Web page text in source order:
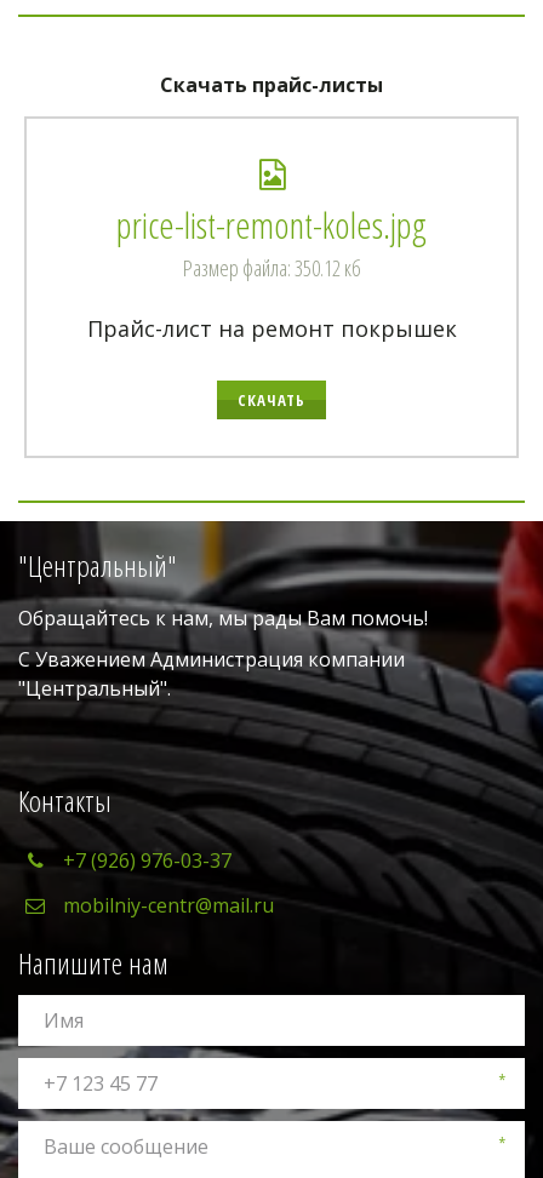
Скачать прайс-листы
price-list-remont-koles.jpg
Размер файла: 350.12 кб
Прайс-лист на ремонт покрышек
СКАЧАТЬ
"Центральный"
Обращайтесь к нам, мы рады Вам помочь!
С Уважением Администрация компании
"Центральный".
Контакты
+7 (926) 976-03-37
mobilniy-centr@mail.ru
Напишите нам
*
*